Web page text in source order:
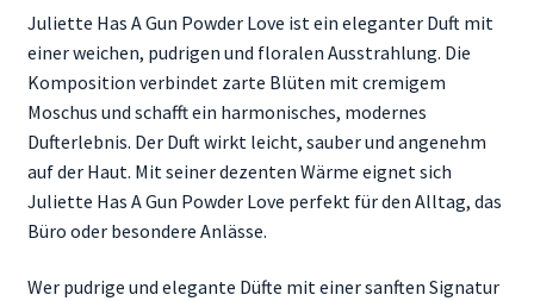
Juliette Has A Gun Powder Love ist ein eleganter Duft mit
einer weichen, pudrigen und floralen Ausstrahlung. Die
Komposition verbindet zarte Blüten mit cremigem
Moschus und schafft ein harmonisches, modernes
Dufterlebnis. Der Duft wirkt leicht, sauber und angenehm
auf der Haut. Mit seiner dezenten Wärme eignet sich
Juliette Has A Gun Powder Love perfekt für den Alltag, das
Büro oder besondere Anlässe.
Wer pudrige und elegante Düfte mit einer sanften Signatur